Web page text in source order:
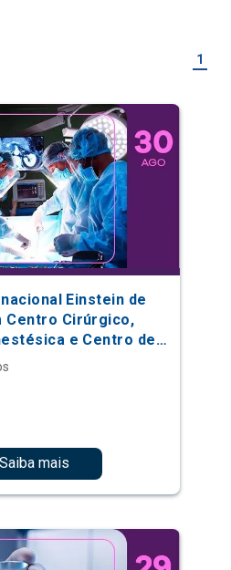
1
Einstein de
Centro Cirúrgico,
e Centro de
Saiba mais